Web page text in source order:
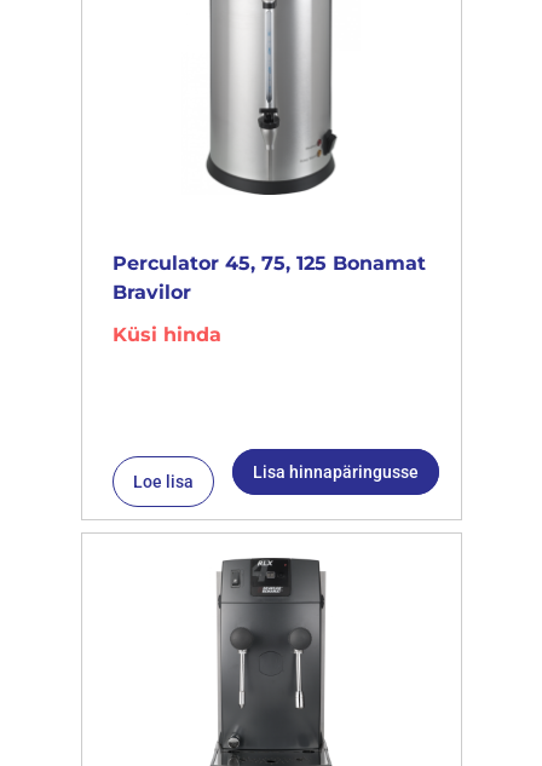
Perculator 45, 75, 125 Bonamat
Bravilor
Küsi hinda
Loe lisa Lisa hinnapäringusse